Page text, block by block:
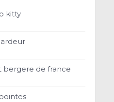
kitty
de france